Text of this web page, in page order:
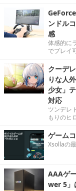
ンドル
感
体感的に
でプレイ
クーデ
りな人
少女」
対応
ツンデレ
もりのヒ
ゲーム
Xsollaの
AAAゲ
wer 5」